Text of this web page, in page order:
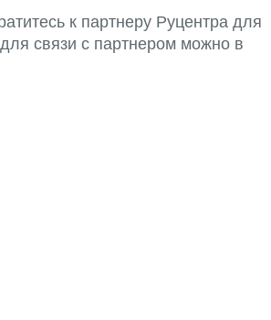
к партнеру Руцентра для
связи с партнером можно в